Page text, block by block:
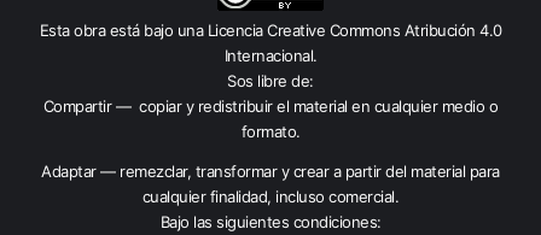
Esta obra está bajo una Licencia Creative Commons Atribución 4.0
Internacional.
Sos libre de:
Compartir — copiar y redistribuir el material en cualquier medio o
formato.
Adaptar — remezclar, transformar y crear a partir del material para
cualquier finalidad, incluso comercial.
Bajo las siguientes condiciones: